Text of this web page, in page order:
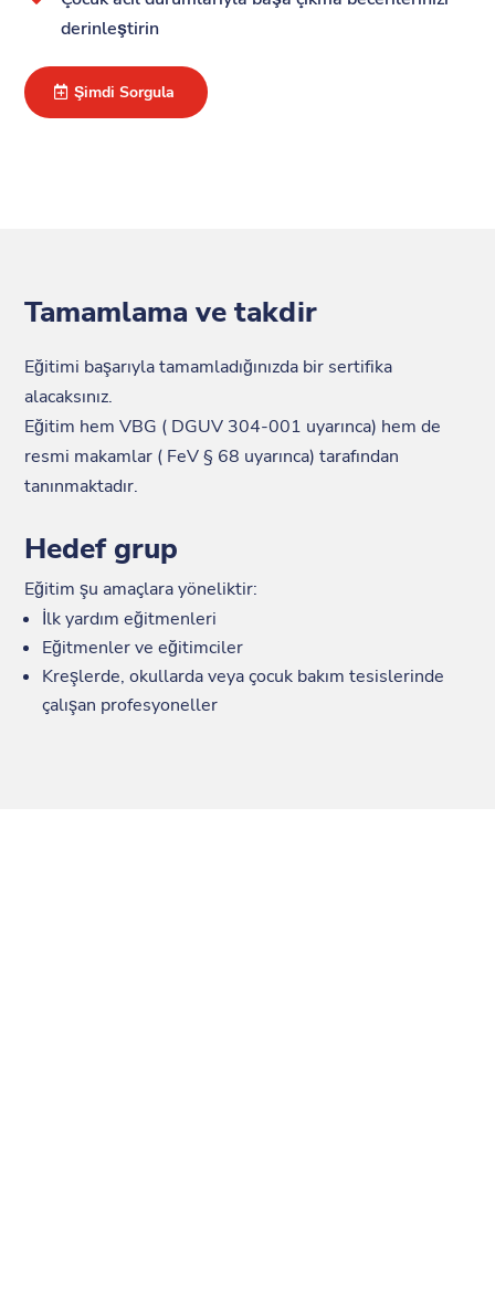
derinleştirin
Şimdi Sorgula
Tamamlama ve takdir
Eğitimi başarıyla tamamladığınızda bir sertifika
alacaksınız.
Eğitim hem VBG ( DGUV 304-001 uyarınca) hem de
resmi makamlar ( FeV § 68 uyarınca) tarafından
tanınmaktadır.
Hedef grup
Eğitim şu amaçlara yöneliktir:
İlk yardım eğitmenleri
Eğitmenler ve eğitimciler
Kreşlerde, okullarda veya çocuk bakım tesislerinde
çalışan profesyoneller